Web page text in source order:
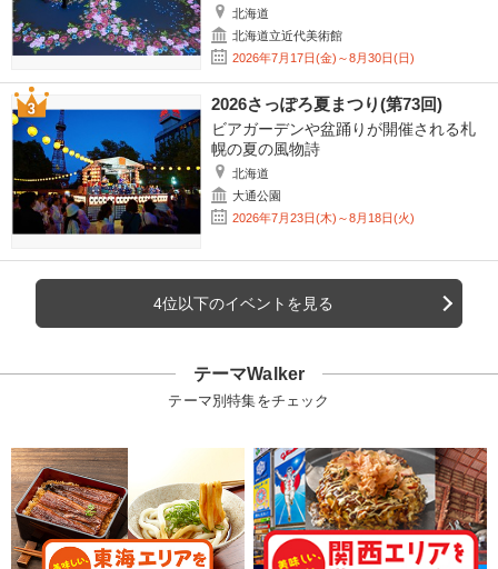
北海道
北海道立近代美術館
2026年7月17日(金)～8月30日(日)
2026さっぽろ夏まつり(第73回)
ビアガーデンや盆踊りが開催される札
幌の夏の風物詩
北海道
大通公園
2026年7月23日(木)～8月18日(火)
4位以下のイベントを見る
テーマWalker
テーマ別特集をチェック